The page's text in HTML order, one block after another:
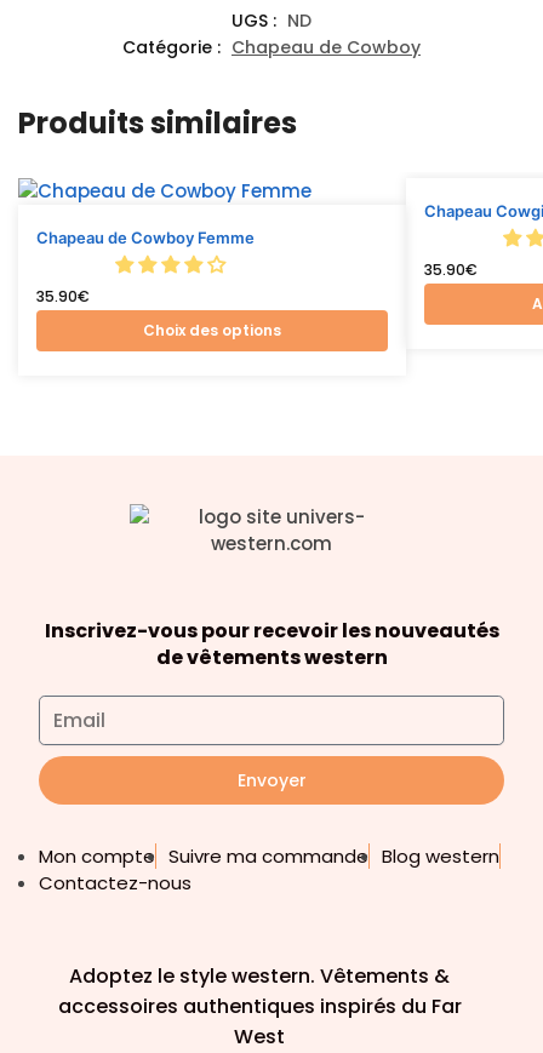
UGS : ND
Catégorie : Chapeau de Cowboy
Produits similaires
Chapeau de Cowboy Femme
35.90€
Choix des options
Chapeau
35.90€
Inscrivez-vous pour recevoir les nouveautés
de vêtements western
Envoyer
Mon compte Suivre ma commande Blog western
Contactez-nous
Adoptez le style western. Vêtements &
accessoires authentiques inspirés du Far
West